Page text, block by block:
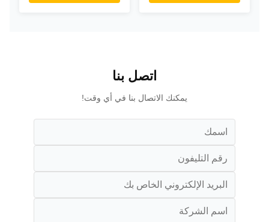
اتصل بنا
يمكنك الاتصال بنا في أي وقت!